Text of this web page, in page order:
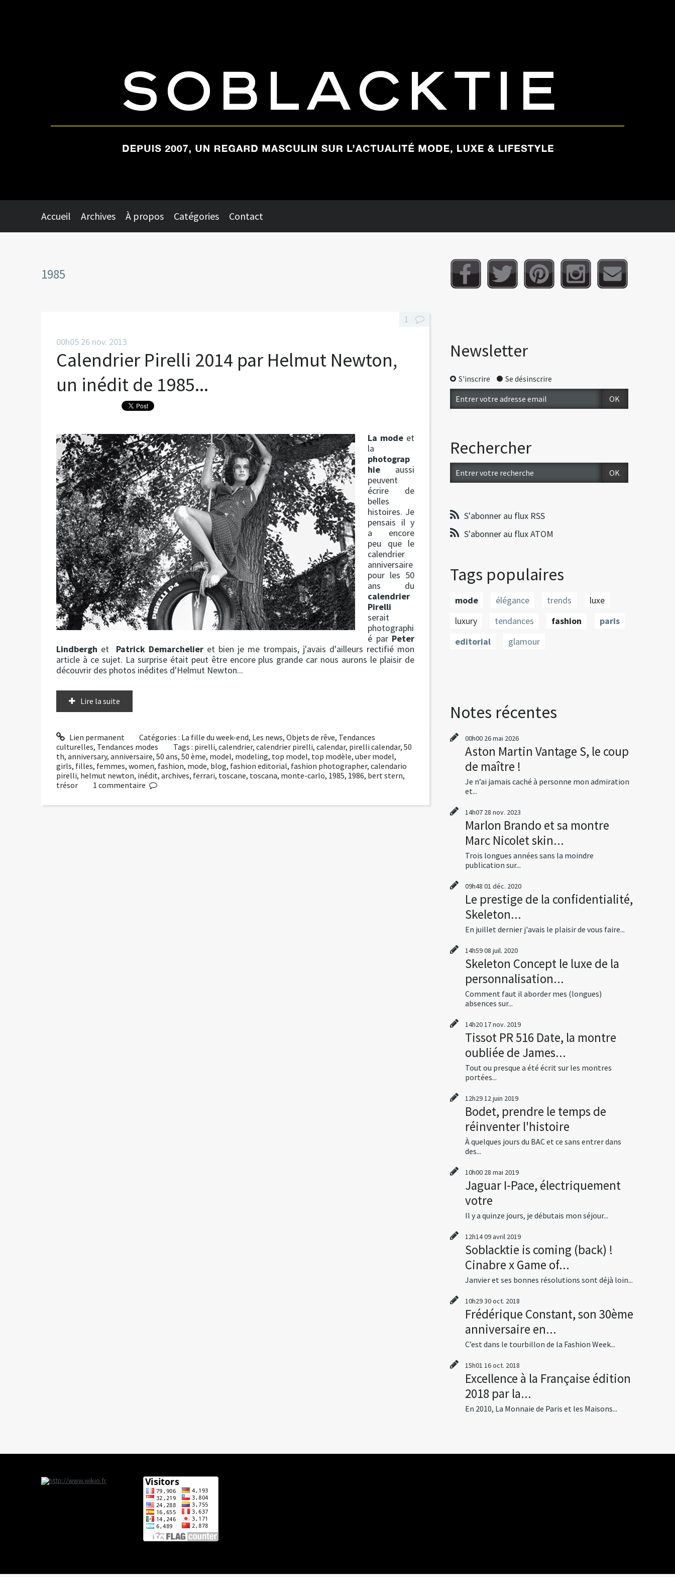
Accueil Archives À propos Catégories Contact
1985
00h05 26 nov. 2013
Calendrier Pirelli 2014 par Helmut Newton,
un inédit de 1985...
La mode et
la
photograp
hie aussi
peuvent
écrire de
belles
histoires. Je
pensais il y
a encore
peu que le
calendrier
anniversaire
pour les 50
ans du
calendrier
Pirelli
serait
photographi
é par Peter
Lindbergh et Patrick Demarchelier et bien je me trompais, j'avais d'ailleurs rectifié mon
article à ce sujet. La surprise était peut être encore plus grande car nous aurons le plaisir de
découvrir des photos inédites d'Helmut Newton...
Lire la suite
Lien permanent Catégories : La fille du week-end, Les news,Objets de rêve, Tendances
culturelles, Tendances modes Tags : pirelli, calendrier, calendrier pirelli, calendar, pirelli calendar, 50
th, anniversary, anniversaire, 50 ans, 50 ème, model, modeling, top model, top modèle, uber model,
girls, filles, femmes, women, fashion, mode, blog, fashion editorial, fashion photographer, calendario
pirelli, helmut newton, inédit, archives, ferrari, toscane, toscana, monte-carlo, 1985, 1986, bert stern,
trésor
1
1 commentaire
Newsletter
S'inscrire Se désinscrire
Rechercher
S'abonner au flux RSS
S'abonner au flux ATOM
Tags populaires
mode élégance trends
luxe
luxury
tendances fashion
paris
editorial
glamour
Notes récentes
00h00 26mai 2026
Aston Martin Vantage S, le coup
de maître !
Je n’ai jamais caché à personne mon admiration
et...
14h07 28 nov. 2023
Marlon Brando et sa montre
Marc Nicolet skin...
Trois longues années sans la moindre
publication sur...
09h48 01 déc. 2020
Le prestige de la confidentialité,
Skeleton...
En juillet dernier j'avais le plaisir de vous faire...
14h5908 juil. 2020
Skeleton Concept le luxe de la
personnalisation...
Comment faut il aborder mes (longues)
absences sur...
14h2017nov. 2019
Tissot PR 516 Date, la montre
oubliée de James...
Tout ou presque a été écrit sur les montres
portées...
12h2912juin 2019
Bodet, prendre le temps de
réinventer l'histoire
À quelques jours du BAC et ce sans entrer dans
des...
10h00 28 mai 2019
Jaguar I-Pace, électriquement
votre
Il y a quinze jours, je débutais mon séjour...
12h1409avril 2019
Soblacktie is coming (back) !
Cinabre x Game of...
Janvier et ses bonnes résolutions sont déjà loin...
10h2930oct. 2018
Frédérique Constant, son 30ème
anniversaire en...
C’est dans le tourbillon de la Fashion Week...
15h01 16oct. 2018
Excellence à la Française édition
2018 par la...
En 2010, La Monnaie de Paris et les Maisons...